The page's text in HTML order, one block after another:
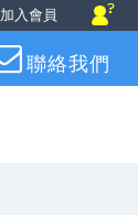
加入會員
聯絡我們